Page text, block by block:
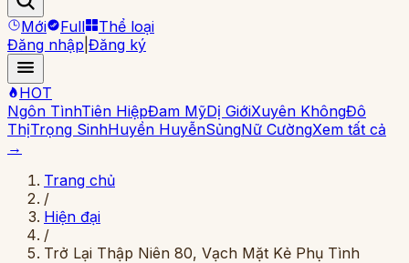
Mới Full
Thể loại
Đăng nhập Đăng ký
HOT
Ngôn TìnhTiên HiệpĐam MỹDị GiớiXuyên KhôngĐô
ThịTrọng SinhHuyền HuyễnSủngNữ CườngXem tất cả
→
Trang chủ
/
Hiện đại
/
Trở Lại Thập Niên 80, Vạch Mặt Kẻ Phụ Tình